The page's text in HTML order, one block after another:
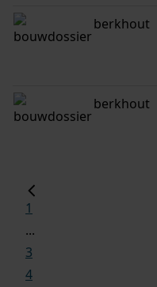
berkhout
berkhout
1
...
3
4